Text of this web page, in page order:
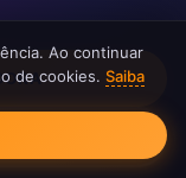
Ao continuar
de cookies. Saiba